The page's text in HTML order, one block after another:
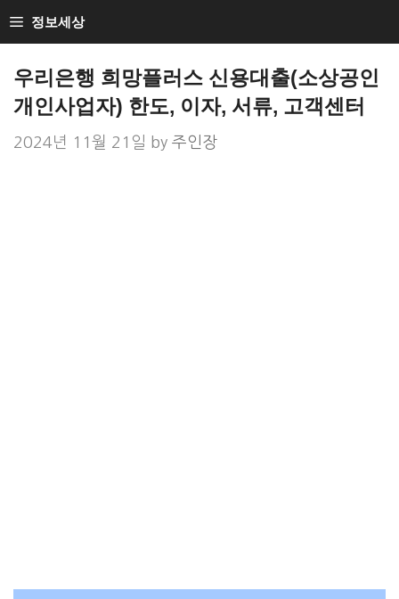
to
정보세상
우리은행 희망플러스 신용대출(소상공인
개인사업자) 한도, 이자, 서류, 고객센터
2024년 11월 21일 by 주인장